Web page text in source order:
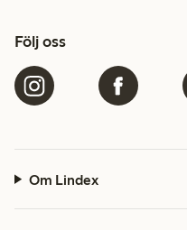
Följ oss
Om Lindex